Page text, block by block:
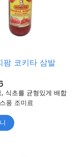
팜 코키타 삼발
식초를 균형있게 배합
풍 조미료